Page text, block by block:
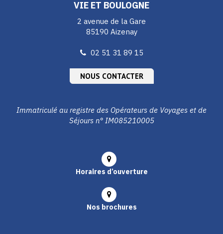
VIE ET BOULOGNE
2 avenue de la Gare
85190 Aizenay
02 51 31 89 15
NOUS CONTACTER
Immatriculé au registre des Opérateurs de Voyages et de
Séjours n° IM085210005
Horaires d’ouverture
Nos brochures